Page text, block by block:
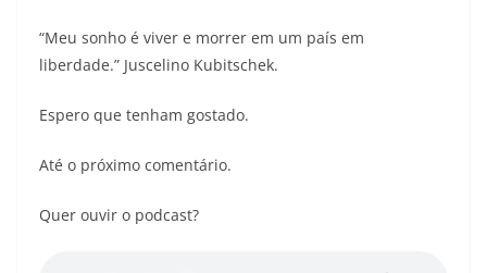
“Meu sonho é viver e morrer em um país em
liberdade.” Juscelino Kubitschek.
Espero que tenham gostado.
Até o próximo comentário.
Quer ouvir o podcast?